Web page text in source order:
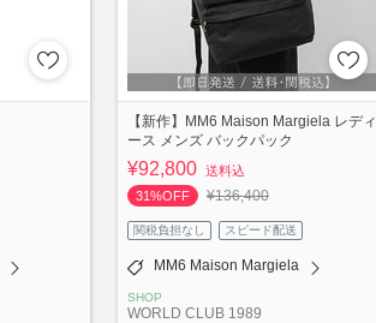
【新作】MM6 Maison Margiela レディ
ース メンズ バックパック
¥92,800 送料込
31%OFF
¥136,400
関税負担なし スピード配送
MM6 Maison Margiela
SHOP
WORLD CLUB 1989